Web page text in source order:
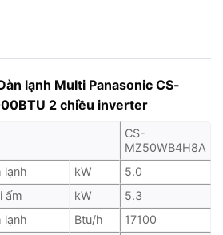
lạnh Multi Panasonic CS-
2 chiều inverter
CS-
MZ50WB4H8A
lạnh kW
5.0
ấm
kW
5.3
lạnh
Btu/h
17100